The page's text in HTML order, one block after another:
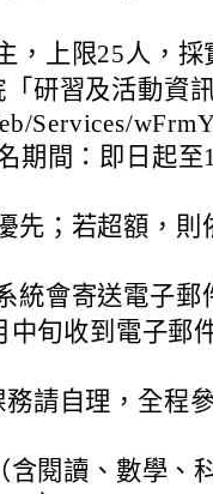
，上限25人，採
研習及活動資
Services/
期間：即日起至
先；若超額，則
統會寄送電子郵
中旬收到電子郵
請自理，全程
閱讀、數學、